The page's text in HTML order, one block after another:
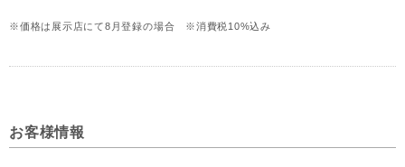
※価格は展示店にて8月登録の場合 ※消費税10%込み
お客様情報